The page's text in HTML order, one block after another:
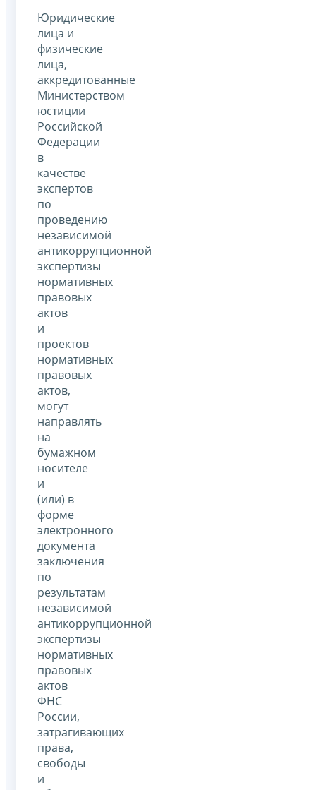
Юридические
лица и
физические
лица,
аккредитованные
Министерством
юстиции
Российской
Федерации
в
качестве
экспертов
по
проведению
независимой
антикоррупционной
экспертизы
нормативных
правовых
актов
и
проектов
нормативных
правовых
актов,
могут
направлять
на
бумажном
носителе
и
(или) в
форме
электронного
документа
заключения
по
результатам
независимой
антикоррупционной
экспертизы
нормативных
правовых
актов
ФНС
России,
затрагивающих
права,
свободы
и